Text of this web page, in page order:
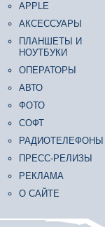
APPLE
АКСЕССУАРЫ
ПЛАНШЕТЫ И
НОУТБУКИ
ОПЕРАТОРЫ
АВТО
ФОТО
СОФТ
РАДИОТЕЛЕФОНЫ
ПРЕСС-РЕЛИЗЫ
РЕКЛАМА
О САЙТЕ